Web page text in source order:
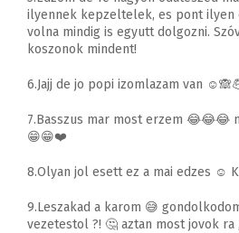
ilyennek kepzeltelek, es pont ilyen
volna mindig is egyutt dolgozni.
koszonok mindent!
6.Jajj de jo popi izomlazam van
7.Basszus mar most erzem 😂😂😂
😁😁❤️
8.Olyan jol esett ez a mai edzes ☺️
9.Leszakad a karom 😅
vezetestol ?! 🤔 aztan most jovok ra